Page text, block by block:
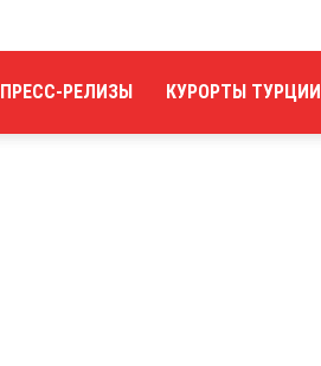
ПРЕСС-РЕЛИЗЫ КУРОРТЫ ТУРЦИИ